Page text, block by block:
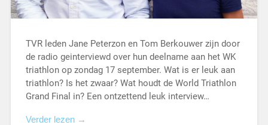
TVR leden Jane Peterzon en Tom Berkouwer zijn door
de radio geinterviewd over hun deelname aan het WK
triathlon op zondag 17 september. Wat is er leuk aan
triathlon? Is het zwaar? Wat houdt de World Triathlon
Grand Final in? Een ontzettend leuk interview…
Verder lezen →